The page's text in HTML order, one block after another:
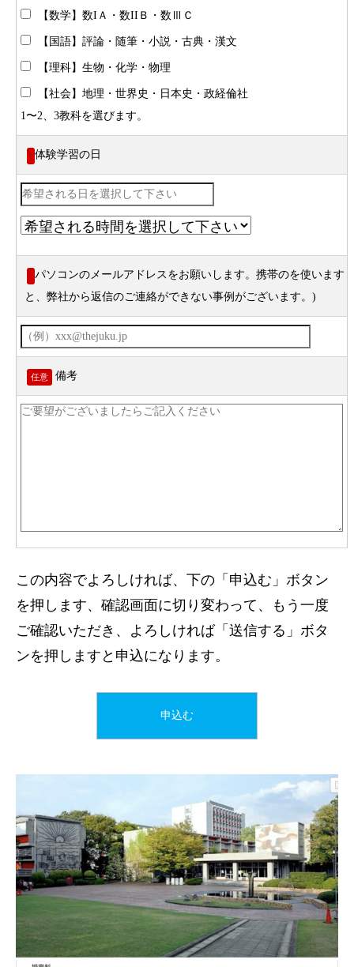
【数学】数IＡ・数IIＢ・数ⅢＣ
【国語】評論・随筆・小説・古典・漢文
【理科】生物・化学・物理
【社会】地理・世界史・日本史・政経倫社
1〜2、3教科を選びます。
体験学習の日
パソコンのメールアドレスをお願いします。携帯のを使います
と、弊社から返信のご連絡ができない事例がございます。)
任意 備考
この内容でよろしければ、下の「申込む」ボタン
を押します、確認画面に切り変わって、もう一度
ご確認いただき、よろしければ「送信する」ボタ
ンを押しますと申込になります。